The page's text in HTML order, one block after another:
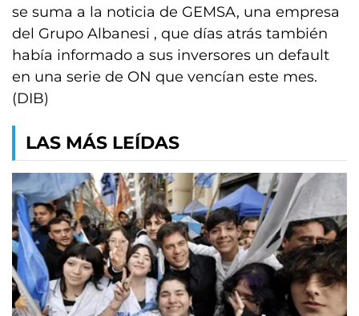
se suma a la noticia de GEMSA, una empresa
del Grupo Albanesi , que días atrás también
había informado a sus inversores un default
en una serie de ON que vencían este mes.
(DIB)
LAS MÁS LEÍDAS